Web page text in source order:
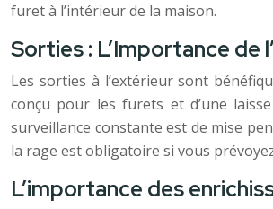
furet à l’intérieur de la maison.
Sorties : L’Importance
Les sorties à l’extérieur sont
conçu pour les furets et d’une
surveillance constante est de mise
la rage est obligatoire si vous
L’importance des